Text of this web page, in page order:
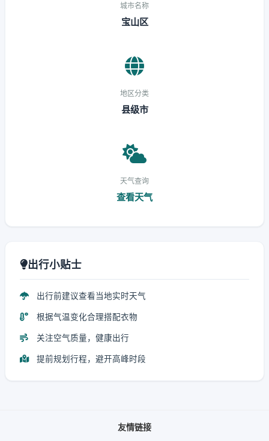
城市名称
宝山区
地区分类
县级市
天气查询
查看天气
出行小贴士
出行前建议查看当地实时天气
根据气温变化合理搭配衣物
关注空气质量，健康出行
提前规划行程，避开高峰时段
友情链接